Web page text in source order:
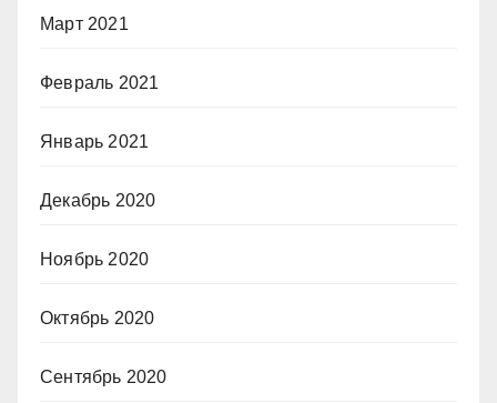
Март 2021
Февраль 2021
Январь 2021
Декабрь 2020
Ноябрь 2020
Октябрь 2020
Сентябрь 2020